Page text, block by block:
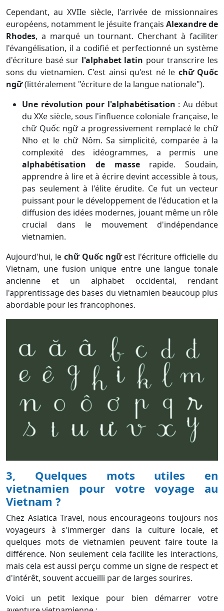
Cependant, au XVIIe siècle, l'arrivée de missionnaires
européens, notamment le jésuite français Alexandre de
Rhodes, a marqué un tournant. Cherchant à faciliter
l'évangélisation, il a codifié et perfectionné un système
d'écriture basé sur l'alphabet latin pour transcrire les
sons du vietnamien. C'est ainsi qu'est né le chữ Quốc
ngữ(littéralement "écriture de la langue nationale").
Une révolution pour l'alphabétisation : Au début
du XXe siècle, sous l'influence coloniale française, le
chữ Quốc ngữ a progressivement remplacé le chữ
Nho et le chữ Nôm. Sa simplicité, comparée à la
complexité des idéogrammes, a permis une
alphabétisation de masserapide. Soudain,
apprendre à lire et à écrire devint accessible à tous,
pas seulement à l'élite érudite. Ce fut un vecteur
puissant pour le développement de l'éducation et la
diffusion des idées modernes, jouant même un rôle
crucial dans le mouvement d'indépendance
vietnamien.
Aujourd'hui, le chữ Quốc ngữest l'écriture officielle du
Vietnam, une fusion unique entre une langue tonale
ancienne et un alphabet occidental, rendant
l'apprentissage des bases du vietnamien beaucoup plus
abordable pour les francophones.
3, Quelques mots utiles en
vietnamien pour votre voyage au
Vietnam ?
Chez Asiatica Travel, nous encourageons toujours nos
voyageurs à s'immerger dans la culture locale, et
quelques mots de vietnamien peuvent faire toute la
différence. Non seulement cela facilite les interactions,
mais cela est aussi perçu comme un signe de respect et
d'intérêt, souvent accueilli par de larges sourires.
Voici un petit lexique pour bien démarrer votre